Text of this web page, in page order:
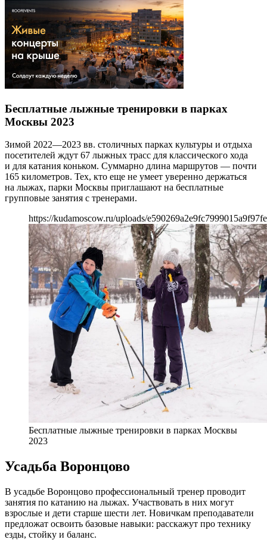
Бесплатные лыжные тренировки в парках
Москвы 2023
Зимой 2022—2023 вв. столичных парках культуры и отдыха
посетителей ждут 67 лыжных трасс для классического хода
и для катания коньком. Суммарно длина маршрутов — почти
165 километров. Тех, кто еще не умеет уверенно держаться
на лыжах, парки Москвы приглашают на бесплатные
групповые занятия с тренерами.
https://kudamoscow.ru/uploads/
Бесплатные лыжные тренировки в парках Москвы
2023
Усадьба Воронцово
В усадьбе Воронцово профессиональный тренер проводит
занятия по катанию на лыжах. Участвовать в них могут
взрослые и дети старше шести лет. Новичкам преподаватели
предложат освоить базовые навыки: расскажут про технику
езды, стойку и баланс.